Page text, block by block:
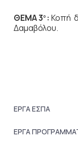
ΘΕΜΑ 3ο : Κοπή
Δαμαβόλου.
ΕΡΓΑ ΕΣΠΑ
ΕΡΓΑ